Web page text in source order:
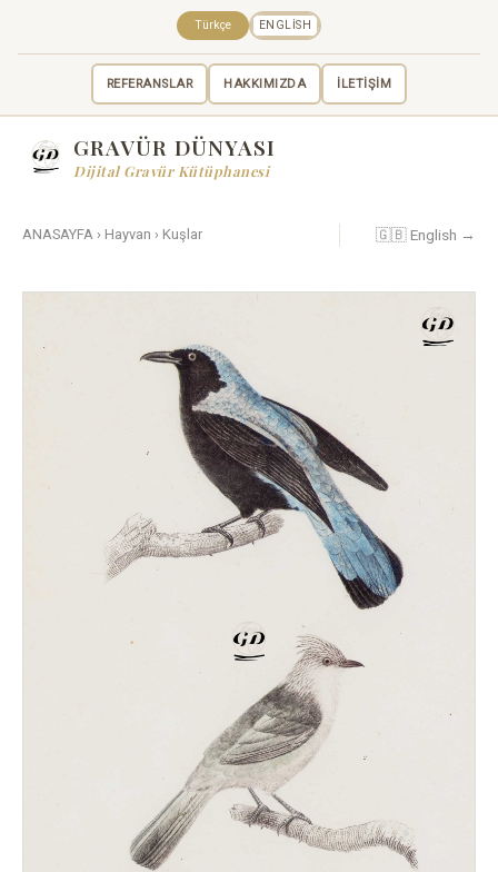
REFERANSLAR HAKKIMIZDA İLETİŞİM
Türkçe ENGLISH
GRAVÜR DÜNYASI
Dijital Gravür Kütüphanesi
ANASAYFA › Hayvan › Kuşlar 🇬🇧 English →